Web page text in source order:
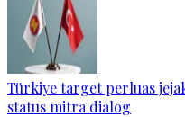
Türkiye target perluas
status mitra dialog